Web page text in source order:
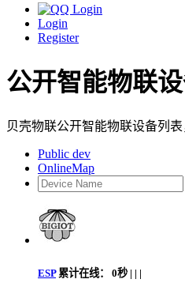
Login
Register
公开智能物联
贝壳物联公开智能物联设备列表
Public dev
OnlineMap
ESP累计在线： 0秒 | | |